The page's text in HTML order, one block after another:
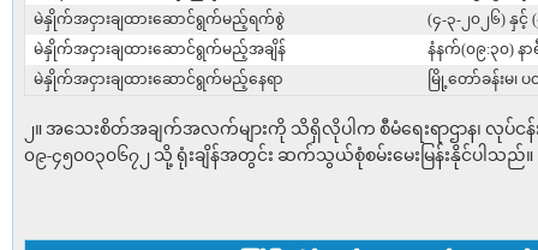
မဲနှိုက်အငှားချထားဆောင်ရွက်မည့်ရက်စွဲ
(၄-၃-၂၀၂၆) နှင့်
မဲနှိုက်အငှားချထားဆောင်ရွက်မည့်အချိန်
နံနက်(၀၉:၃၀) နာ
မဲနှိုက်အငှားချထားဆောင်ရွက်မည့်နေရာ
မြို့တော်ခန်းမ၊
၂။ အသေးစိတ်အချက်အလက်များကို သိရှိလိုပါက စီမံရေးရာဌာန၊ လုပ်ငန်းရ
၀၉-၄၅၀၀၃၀၆၇၂ သို့ ရုံးချိန်အတွင်း ဆက်သွယ်စုံစမ်းမေးမြန်းနိုင်ပါသည်။